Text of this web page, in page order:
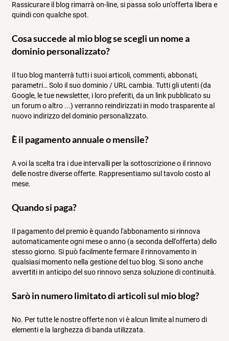
Rassicurare il blog rimarrà on-line, si passa solo un'offerta libera e
quindi con qualche spot.
Cosa succede al mio blog se scegli un nome a
dominio personalizzato?
Il tuo blog manterrà tutti i suoi articoli, commenti, abbonati,
parametri… Solo il suo dominio / URL cambia. Tutti gli utenti (da
Google, le tue newsletter, i loro preferiti, da un link pubblicato su
un forum o altro ...) verranno reindirizzati in modo trasparente al
nuovo indirizzo del dominio personalizzato.
È il pagamento annuale o mensile?
A voi la scelta tra i due intervalli per la sottoscrizione o il rinnovo
delle nostre diverse offerte. Rappresentiamo sul tavolo costo al
mese.
Quando si paga?
Il pagamento del premio è quando l'abbonamento si rinnova
automaticamente ogni mese o anno (a seconda dell'offerta) dello
stesso giorno. Si può facilmente fermare il rinnovamento in
qualsiasi momento nella gestione del tuo blog. Si sono anche
avvertiti in anticipo del suo rinnovo senza soluzione di continuità.
Sarò in numero limitato di articoli sul mio blog?
No. Per tutte le nostre offerte non vi è alcun limite al numero di
elementi e la larghezza di banda utilizzata.